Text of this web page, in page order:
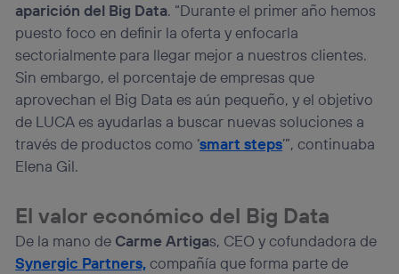
aparición del Big Data. “Durante el primer año hemos
puesto foco en definir la oferta y enfocarla
sectorialmente para llegar mejor a nuestros clientes.
Sin embargo, el porcentaje de empresas que
aprovechan el Big Data es aún pequeño, y el objetivo
de LUCA es ayudarlas a buscar nuevas soluciones a
través de productos como ‘smart steps’”, continuaba
Elena Gil.
El valor económico del Big Data
De la mano de Carme Artigas, CEO y cofundadora de
Synergic Partners,compañía que forma parte de